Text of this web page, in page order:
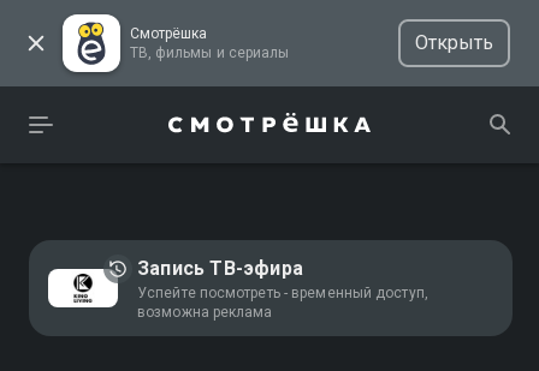
Смотрёшка
ТВ, фильмы и сериалы
Открыть
Запись ТВ-эфира
Успейте посмотреть - временный доступ,
возможна реклама